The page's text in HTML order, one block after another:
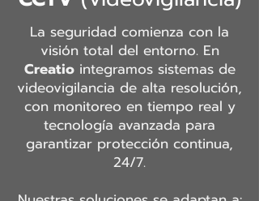
La seguridad comienza con la
visión total del entorno. En
Creatio integramos sistemas de
videovigilancia de alta resolución,
con monitoreo en tiempo real y
tecnología avanzada para
garantizar protección continua,
24/7.